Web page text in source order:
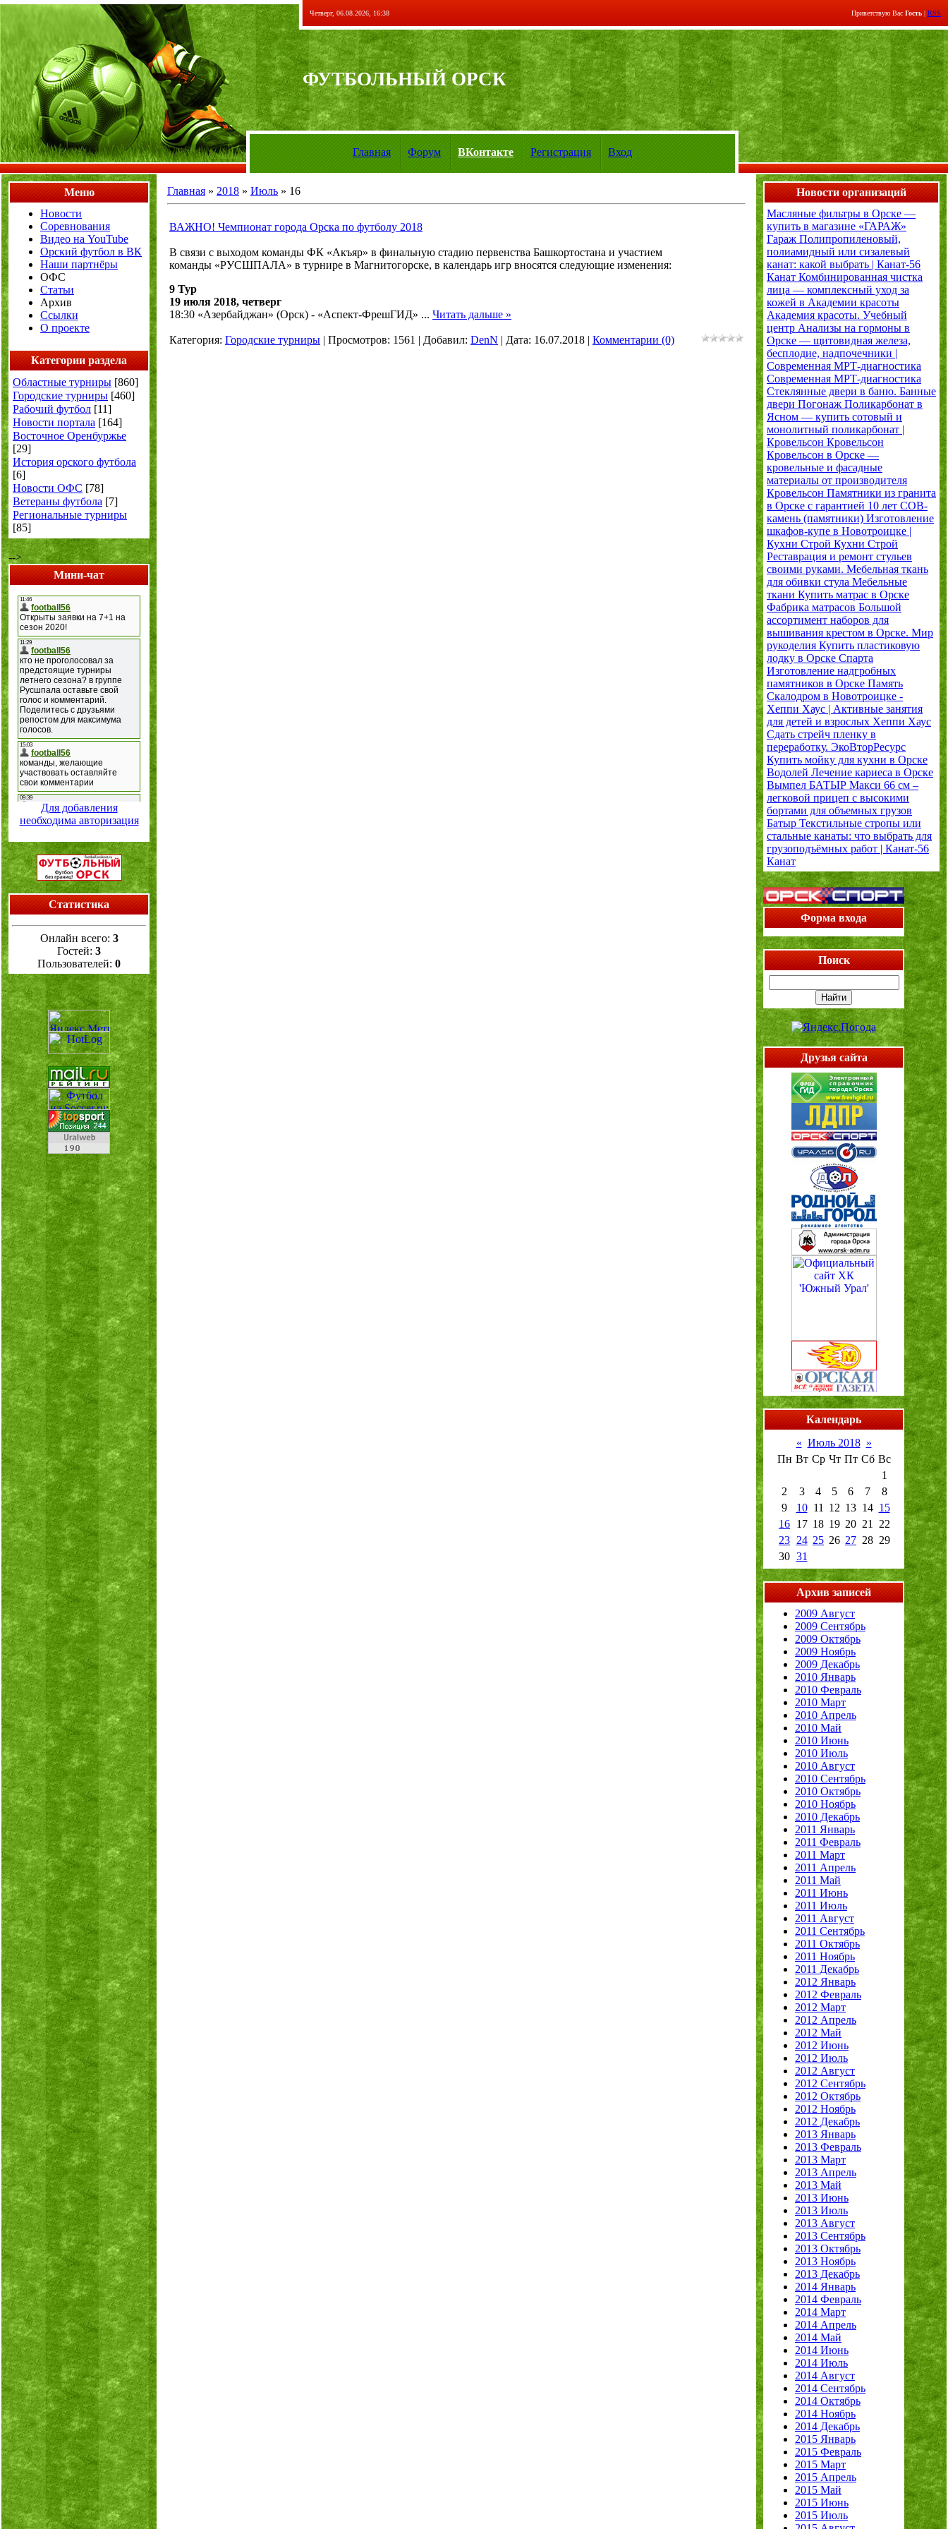
Четверг, 06.08.2026, 16:38 Приветствую Вас Гость | RSS
ФУТБОЛЬНЫЙ ОРСК
Главная Форум ВКонтакте Регистрация Вход
Меню
Новости
Соревнования
Видео на YouTube
Орский футбол в ВК
Наши партнёры
ОФС
Статьи
Архив
Ссылки
О проекте
Категории раздела
Областные турниры [860]
Городские турниры [460]
Рабочий футбол [11]
Новости портала [164]
Восточное Оренбуржье
[29]
История орского футбола
[6]
Новости ОФС [78]
Ветераны футбола [7]
Региональные турниры
[85]
-->
Мини-чат
Для добавления
необходима авторизация
Статистика
Онлайн всего: 3
Гостей: 3
Пользователей: 0
Главная » 2018 » Июль » 16
ВАЖНО! Чемпионат города Орска по футболу 2018
В связи с выходом команды ФК «Акъяр» в финальную стадию первенства Башкортостана и участием
команды «РУСШПАЛА» в турнире в Магнитогорске, в календарь игр вносятся следующие изменения:
9 Тур
19 июля 2018, четверг
18:30 «Азербайджан» (Орск) - «Аспект-ФрешГИД» ... Читать дальше »
Категория: Городские турниры | Просмотров: 1561 | Добавил: DenN | Дата: 16.07.2018 | Комментарии (0)
Новости организаций
Масляные фильтры в Орске —
купить в магазине «ГАРАЖ»
Гараж Полипропиленовый,
полиамидный или сизалевый
канат: какой выбрать | Канат-56
Канат Комбинированная чистка
лица — комплексный уход за
кожей в Академии красоты
Академия красоты. Учебный
центр Анализы на гормоны в
Орске — щитовидная железа,
бесплодие, надпочечники |
Современная МРТ-диагностика
Современная МРТ-диагностика
Стеклянные двери в баню. Банные
двери Погонаж Поликарбонат в
Ясном — купить сотовый и
монолитный поликарбонат |
Кровельсон Кровельсон
Кровельсон в Орске —
кровельные и фасадные
материалы от производителя
Кровельсон Памятники из гранита
в Орске с гарантией 10 лет СОВ-
камень (памятники) Изготовление
шкафов-купе в Новотроицке |
Кухни Строй Кухни Строй
Реставрация и ремонт стульев
своими руками. Мебельная ткань
для обивки стула Мебельные
ткани Купить матрас в Орске
Фабрика матрасов Большой
ассортимент наборов для
вышивания крестом в Орске. Мир
рукоделия Купить пластиковую
лодку в Орске Спарта
Изготовление надгробных
памятников в Орске Память
Скалодром в Новотроицке -
Хеппи Хаус | Активные занятия
для детей и взрослых Хеппи Хаус
Сдать стрейч пленку в
переработку. ЭкоВторРесурс
Купить мойку для кухни в Орске
Водолей Лечение кариеса в Орске
Вымпел БАТЫР Макси 66 см –
легковой прицеп с высокими
бортами для объемных грузов
Батыр Текстильные стропы или
стальные канаты: что выбрать для
грузоподъёмных работ | Канат-56
Канат
Форма входа
Поиск
Друзья сайта
Календарь
« Июль 2018 »
Пн Вт Ср Чт Пт Сб Вс
1
2
3 4 5 6 7
8
9
10 11 12 13 14 15
16 17 18 19 20 21
22
23 24 25 26 27 28 29
30 31
Архив записей
2009 Август
2009 Сентябрь
2009 Октябрь
2009 Ноябрь
2009 Декабрь
2010 Январь
2010 Февраль
2010 Март
2010 Апрель
2010 Май
2010 Июнь
2010 Июль
2010 Август
2010 Сентябрь
2010 Октябрь
2010 Ноябрь
2010 Декабрь
2011 Январь
2011 Февраль
2011 Март
2011 Апрель
2011 Май
2011 Июнь
2011 Июль
2011 Август
2011 Сентябрь
2011 Октябрь
2011 Ноябрь
2011 Декабрь
2012 Январь
2012 Февраль
2012 Март
2012 Апрель
2012 Май
2012 Июнь
2012 Июль
2012 Август
2012 Сентябрь
2012 Октябрь
2012 Ноябрь
2012 Декабрь
2013 Январь
2013 Февраль
2013 Март
2013 Апрель
2013 Май
2013 Июнь
2013 Июль
2013 Август
2013 Сентябрь
2013 Октябрь
2013 Ноябрь
2013 Декабрь
2014 Январь
2014 Февраль
2014 Март
2014 Апрель
2014 Май
2014 Июнь
2014 Июль
2014 Август
2014 Сентябрь
2014 Октябрь
2014 Ноябрь
2014 Декабрь
2015 Январь
2015 Февраль
2015 Март
2015 Апрель
2015 Май
2015 Июнь
2015 Июль